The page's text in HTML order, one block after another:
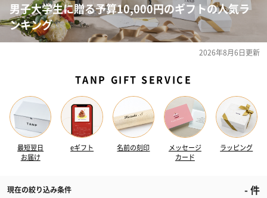
男子大学生に贈る予算10,000円のギフトの人気ラ
ンキング
2026年8月6日更新
TANP GIFT SERVICE
最短翌日
お届け
eギフト 名前の刻印
メッセージ
カード
ラッピング
現在の絞り込み条件 -件